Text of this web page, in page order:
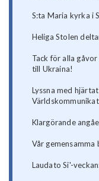
S:ta Maria kyrka i
Heliga Stolen
Tack för alla
till Ukraina!
Lyssna med
Klargörande
Vår
Laudato Si'-